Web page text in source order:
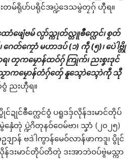
မ်ရိုဟ်ပရိုင်အပ္ဍဲဒေသမွဲတၠဂှ် ဟီုရ။
ောံဖျေံဗမ် လ္ပာ်သ္ကုတ်လ္တူၜဳက္လေင်၊ စၟတ်
ဂေတ်ကၠောံ မဟာဒပ် (၁) ကဵု (၅)၊ ပေဲါဗ္တို
၊ တၠကမၠောန်ထဝ်ဂှ် ကြုက်၊ ညးစၞးဒုင်
ကမၠောန်တံဂှ်တှ်ေ နူသ္ၚောဲသ္ၚောဲကီု သီု
ညးဟီုရ။
င်ဍုင်ၜဳက္လေင်ဝွံ ပရူဒဒှ်လိုန်ဒးမာင်တိုပ်
ပ္ဍဲဂိတုနဝ်ဝေမ်ဗာ၊ သၞာံ (၂၀၂၅)
ာန် ဗဒဲါကွာန်မေဝ်လာန်ဖာကဒူ၊ ပွိုင်
န်ဒးမာင်တိုပ်တိတုဲ ဒးအာဘဲဝပ်ဗွဲမသ္ကာ